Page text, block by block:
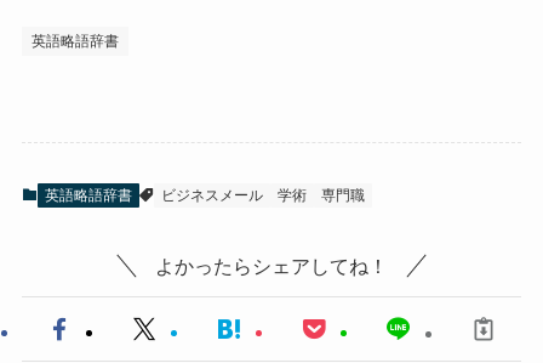
英語略語辞書
英語略語辞書 ビジネスメール 学術 専門職
よかったらシェアしてね！